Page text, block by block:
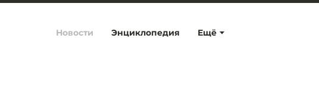
Ещё
Новости Энциклопедия